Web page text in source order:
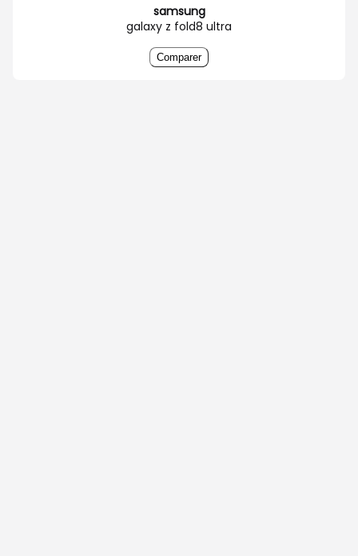
samsung
galaxy z fold8 ultra
Comparer